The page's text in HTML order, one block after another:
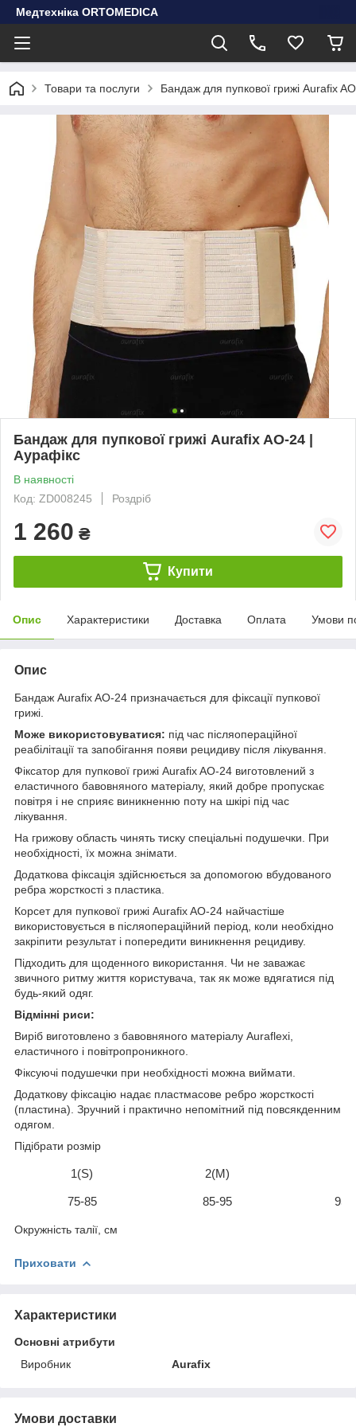
Медтехніка ORTOMEDICA
Товари та послуги Бандаж для пупкової грижі Aurafix
Бандаж для пупкової грижі Aurafix AO-24 |
Аурафікс
В наявності
Код: ZD008245
Роздріб
1 260 ₴
Купити
Опис Характеристики Доставка Оплата Умови
Опис
Бандаж Aurafix AO-24 призначається для фіксації пупкової
грижі.
Може використовуватися: під час післяопераційної
реабілітації та запобігання появи рецидиву після лікування.
Фіксатор для пупкової грижі Aurafix AO-24 виготовлений з
еластичного бавовняного матеріалу, який добре пропускає
повітря і не сприяє виникненню поту на шкірі під час
лікування.
На грижову область чинять тиску спеціальні подушечки. При
необхідності, їх можна знімати.
Додаткова фіксація здійснюється за допомогою вбудованого
ребра жорсткості з пластика.
Корсет для пупкової грижі Aurafix AO-24 найчастіше
використовується в післяопераційний період, коли необхідно
закріпити результат і попередити виникнення рецидиву.
Підходить для щоденного використання. Чи не заважає
звичного ритму життя користувача, так як може вдягатися під
будь-який одяг.
Відмінні риси:
Виріб виготовлено з бавовняного матеріалу Auraflexi,
еластичного і повітропроникного.
Фіксуючі подушечки при необхідності можна виймати.
Додаткову фіксацію надає пластмасове ребро жорсткості
(пластина). Зручний і практично непомітний під повсякденним
одягом.
Підібрати розмір
1(S) 2(M)
75-85 85-95 95-
Окружність талії, см
Приховати
Характеристики
Основні атрибути
Виробник
Aurafix
Умови доставки